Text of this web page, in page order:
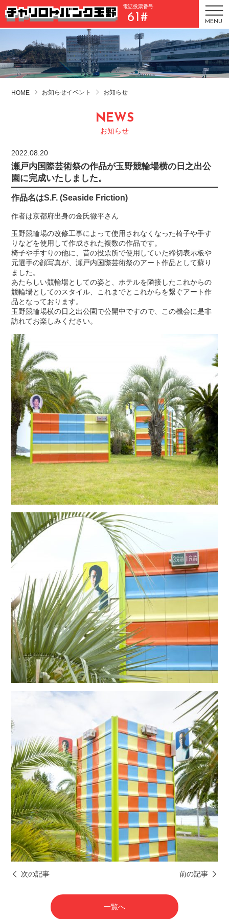
電話投票番号
61# MENU
HOME お知らせイベント お知らせ
NEWS
お知らせ
2022.08.20
瀬戸内国際芸術祭の作品が玉野競輪場横の日之出公
園に完成いたしました。
作品名はS.F. (Seaside Friction)
作者は京都府出身の金氏徹平さん
玉野競輪場の改修工事によって使用されなくなった椅子や手す
りなどを使用して作成された複数の作品です。
椅子や手すりの他に、昔の投票所で使用していた締切表示板や
元選手の顔写真が、瀬戸内国際芸術祭のアート作品として蘇り
ました。
あたらしい競輪場としての姿と、ホテルを隣接したこれからの
競輪場としてのスタイル、これまでとこれからを繋ぐアート作
品となっております。
玉野競輪場横の日之出公園で公開中ですので、この機会に是非
訪れてお楽しみください。
次の記事 前の記事
一覧へ